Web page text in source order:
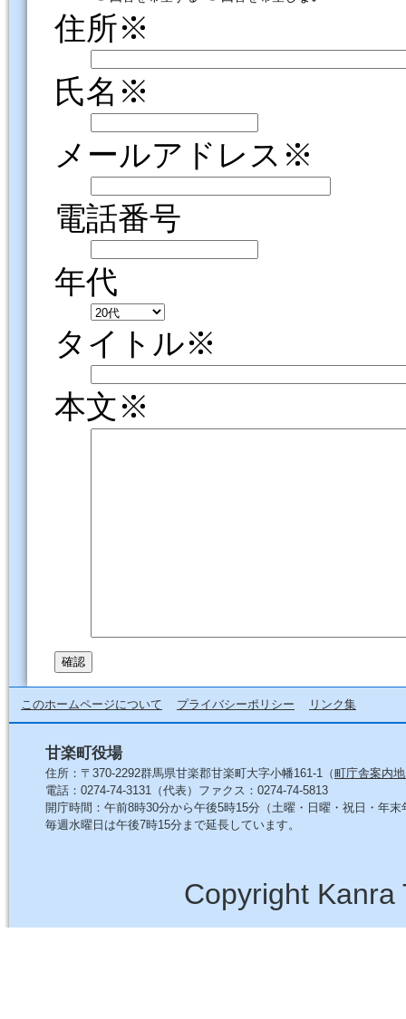
住所※
氏名※
メールアドレス※
電話番号
年代
タイトル※
本文※
このホームページについて プライバシーポリシー リンク集
甘楽町役場
住所：〒370-2292群馬県甘楽郡甘楽町大字小幡161-1（町庁舎案内
電話：0274-74-3131（代表）ファクス：0274-74-5813
開庁時間：午前8時30分から午後5時15分（土曜・日曜・祝日・年末
毎週水曜日は午後7時15分まで延長しています。
Copyright Kanra